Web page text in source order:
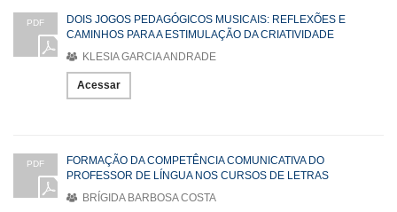
PDF
DOIS JOGOS PEDAGÓGICOS MUSICAIS: REFLEXÕES E
CAMINHOS PARA A ESTIMULAÇÃO DA CRIATIVIDADE
KLESIA GARCIA ANDRADE
Acessar
PDF
FORMAÇÃO DA COMPETÊNCIA COMUNICATIVA DO
PROFESSOR DE LÍNGUA NOS CURSOS DE LETRAS
BRÍGIDA BARBOSA COSTA